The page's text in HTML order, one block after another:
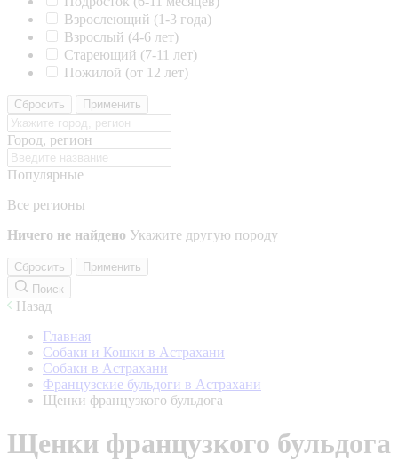
Взрослеющий (1-3 года)
Взрослый (4-6 лет)
Стареющий (7-11 лет)
Пожилой (от 12 лет)
Сбросить Применить
Город, регион
Популярные
Все регионы
Ничего не найдено Укажите другую породу
Сбросить
Применить
Поиск
Назад
Главная
Собаки и Кошки в Астрахани
Собаки в Астрахани
Французские бульдоги в Астрахани
Щенки французкого бульдога
Щенки французкого бульдога